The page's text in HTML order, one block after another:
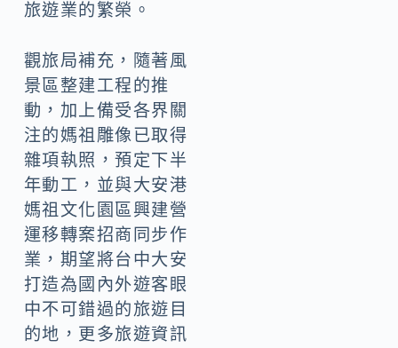
旅遊業的繁榮。
觀旅局補充，隨著風
景區整建工程的推
動，加上備受各界關
注的媽祖雕像已取得
雜項執照，預定下半
年動工，並與大安港
媽祖文化園區興建營
運移轉案招商同步作
業，期望將台中大安
打造為國內外遊客眼
中不可錯過的旅遊目
的地，更多旅遊資訊